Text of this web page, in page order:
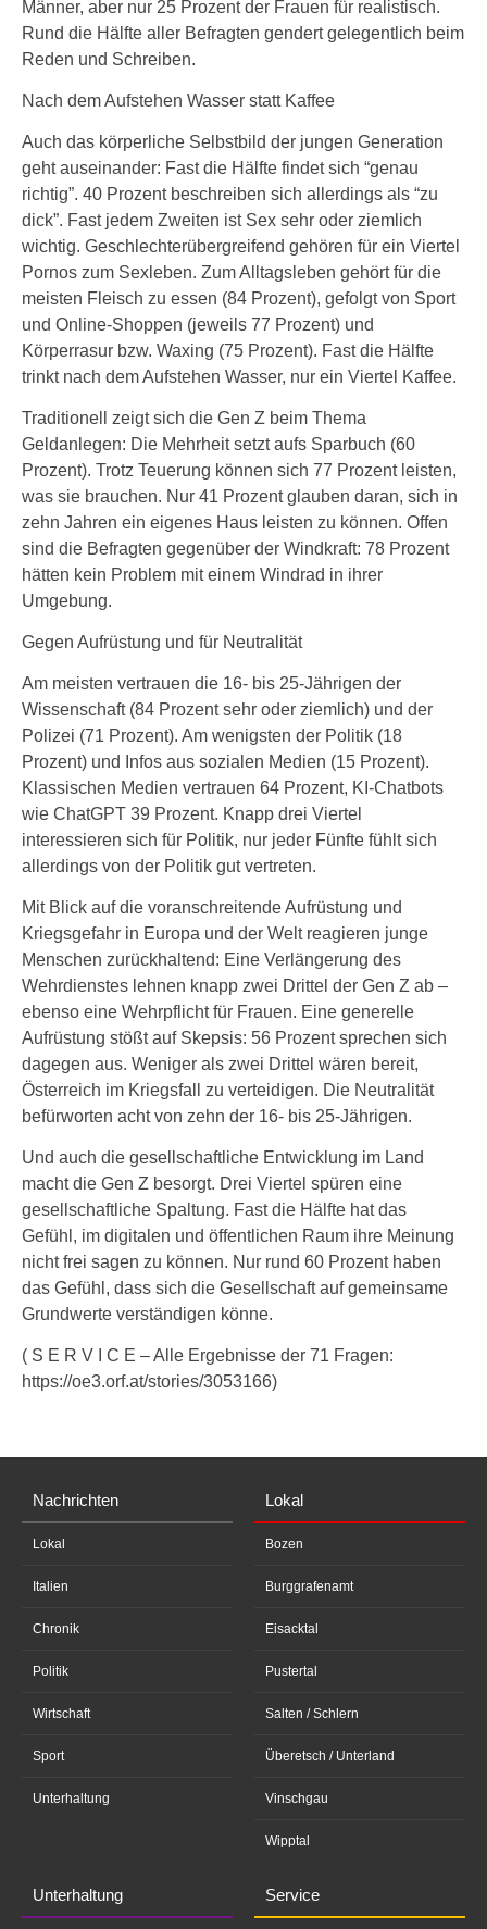
Männer, aber nur 25 Prozent der Frauen für realistisch.
Rund die Hälfte aller Befragten gendert gelegentlich beim
Reden und Schreiben.
Nach dem Aufstehen Wasser statt Kaffee
Auch das körperliche Selbstbild der jungen Generation
geht auseinander: Fast die Hälfte findet sich “genau
richtig”. 40 Prozent beschreiben sich allerdings als “zu
dick”. Fast jedem Zweiten ist Sex sehr oder ziemlich
wichtig. Geschlechterübergreifend gehören für ein Viertel
Pornos zum Sexleben. Zum Alltagsleben gehört für die
meisten Fleisch zu essen (84 Prozent), gefolgt von Sport
und Online-Shoppen (jeweils 77 Prozent) und
Körperrasur bzw. Waxing (75 Prozent). Fast die Hälfte
trinkt nach dem Aufstehen Wasser, nur ein Viertel Kaffee.
Traditionell zeigt sich die Gen Z beim Thema
Geldanlegen: Die Mehrheit setzt aufs Sparbuch (60
Prozent). Trotz Teuerung können sich 77 Prozent leisten,
was sie brauchen. Nur 41 Prozent glauben daran, sich in
zehn Jahren ein eigenes Haus leisten zu können. Offen
sind die Befragten gegenüber der Windkraft: 78 Prozent
hätten kein Problem mit einem Windrad in ihrer
Umgebung.
Gegen Aufrüstung und für Neutralität
Am meisten vertrauen die 16- bis 25-Jährigen der
Wissenschaft (84 Prozent sehr oder ziemlich) und der
Polizei (71 Prozent). Am wenigsten der Politik (18
Prozent) und Infos aus sozialen Medien (15 Prozent).
Klassischen Medien vertrauen 64 Prozent, KI-Chatbots
wie ChatGPT 39 Prozent. Knapp drei Viertel
interessieren sich für Politik, nur jeder Fünfte fühlt sich
allerdings von der Politik gut vertreten.
Mit Blick auf die voranschreitende Aufrüstung und
Kriegsgefahr in Europa und der Welt reagieren junge
Menschen zurückhaltend: Eine Verlängerung des
Wehrdienstes lehnen knapp zwei Drittel der Gen Z ab –
ebenso eine Wehrpflicht für Frauen. Eine generelle
Aufrüstung stößt auf Skepsis: 56 Prozent sprechen sich
dagegen aus. Weniger als zwei Drittel wären bereit,
Österreich im Kriegsfall zu verteidigen. Die Neutralität
befürworten acht von zehn der 16- bis 25-Jährigen.
Und auch die gesellschaftliche Entwicklung im Land
macht die Gen Z besorgt. Drei Viertel spüren eine
gesellschaftliche Spaltung. Fast die Hälfte hat das
Gefühl, im digitalen und öffentlichen Raum ihre Meinung
nicht frei sagen zu können. Nur rund 60 Prozent haben
das Gefühl, dass sich die Gesellschaft auf gemeinsame
Grundwerte verständigen könne.
( S E R V I C E – Alle Ergebnisse der 71 Fragen:
https://oe3.orf.at/stories/3053166)
Nachrichten
Lokal
Italien
Chronik
Politik
Wirtschaft
Sport
Unterhaltung
Lokal
Bozen
Burggrafenamt
Eisacktal
Pustertal
Salten / Schlern
Überetsch / Unterland
Vinschgau
Wipptal
Unterhaltung Service